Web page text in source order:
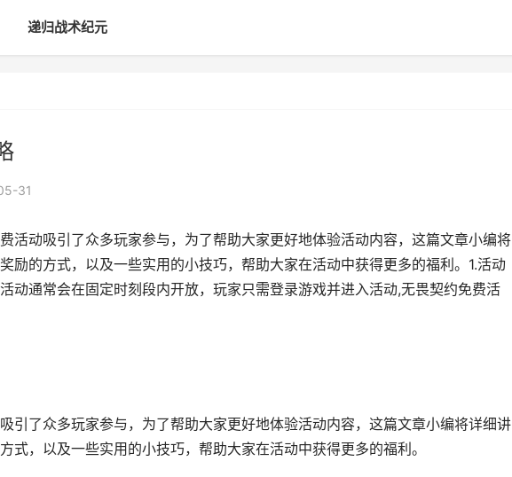
递归战术纪元
31
活动吸引了众多玩家参与，为了帮助大家更好地体验活动内容，这篇文章小编将
励的方式，以及一些实用的小技巧，帮助大家在活动中获得更多的福利。1.活动
动通常会在固定时刻段内开放，玩家只需登录游戏并进入活动,无畏契约免费活
引了众多玩家参与，为了帮助大家更好地体验活动内容，这篇文章小编将详细讲
式，以及一些实用的小技巧，帮助大家在活动中获得更多的福利。